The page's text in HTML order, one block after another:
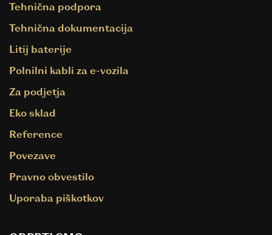
Tehnična podpora
Tehnična dokumentacija
Litij baterije
Polnilni kabli za e-vozila
Za podjetja
Eko sklad
Reference
Povezave
Pravno obvestilo
Uporaba piškotkov